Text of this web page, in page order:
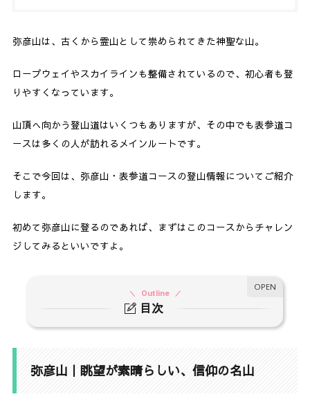
弥彦山は、古くから霊山として崇められてきた神聖な山。
ロープウェイやスカイラインも整備されているので、初心者も登
りやすくなっています。
山頂へ向かう登山道はいくつもありますが、その中でも表参道コ
ースは多くの人が訪れるメインルートです。
そこで今回は、弥彦山・表参道コースの登山情報についてご紹介
します。
初めて弥彦山に登るのであれば、まずはこのコースからチャレン
ジしてみるといいですよ。
目次
Outline
1. 弥彦山｜眺望が素晴らしい、信仰の名山
弥彦山｜眺望が素晴らしい、信仰の名山